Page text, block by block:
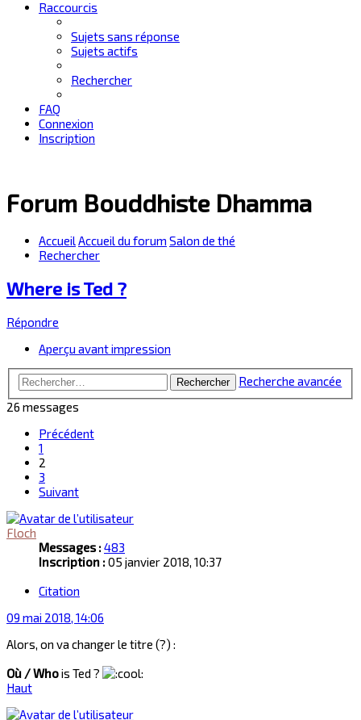
Raccourcis
Sujets sans réponse
Sujets actifs
Rechercher
FAQ
Connexion
Inscription
Forum Bouddhiste Dhamma
AccueilAccueil du forum Salon de thé
Rechercher
Where is Ted ?
Répondre
Aperçu avant impression
Rechercher
Recherche avancée
26 messages
Précédent
1
2
3
Suivant
Floch
Messages :483
Inscription :05 janvier 2018, 10:37
Citation
09 mai 2018, 14:06
Alors, on va changer le titre (?) :
Où / Whois Ted ?
Haut